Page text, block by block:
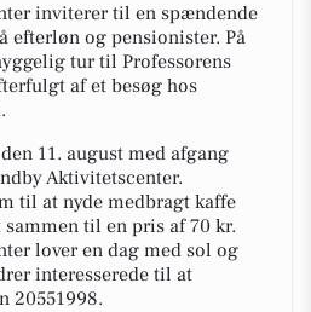
inviterer til en spændende
efterløn og pensionister. På
tur til Professorens
af et besøg hos
11. august med afgang
Aktivitetscenter.
til at nyde medbragt kaffe
til en pris af 70 kr.
lover en dag med sol og
interesserede til at
20551998.